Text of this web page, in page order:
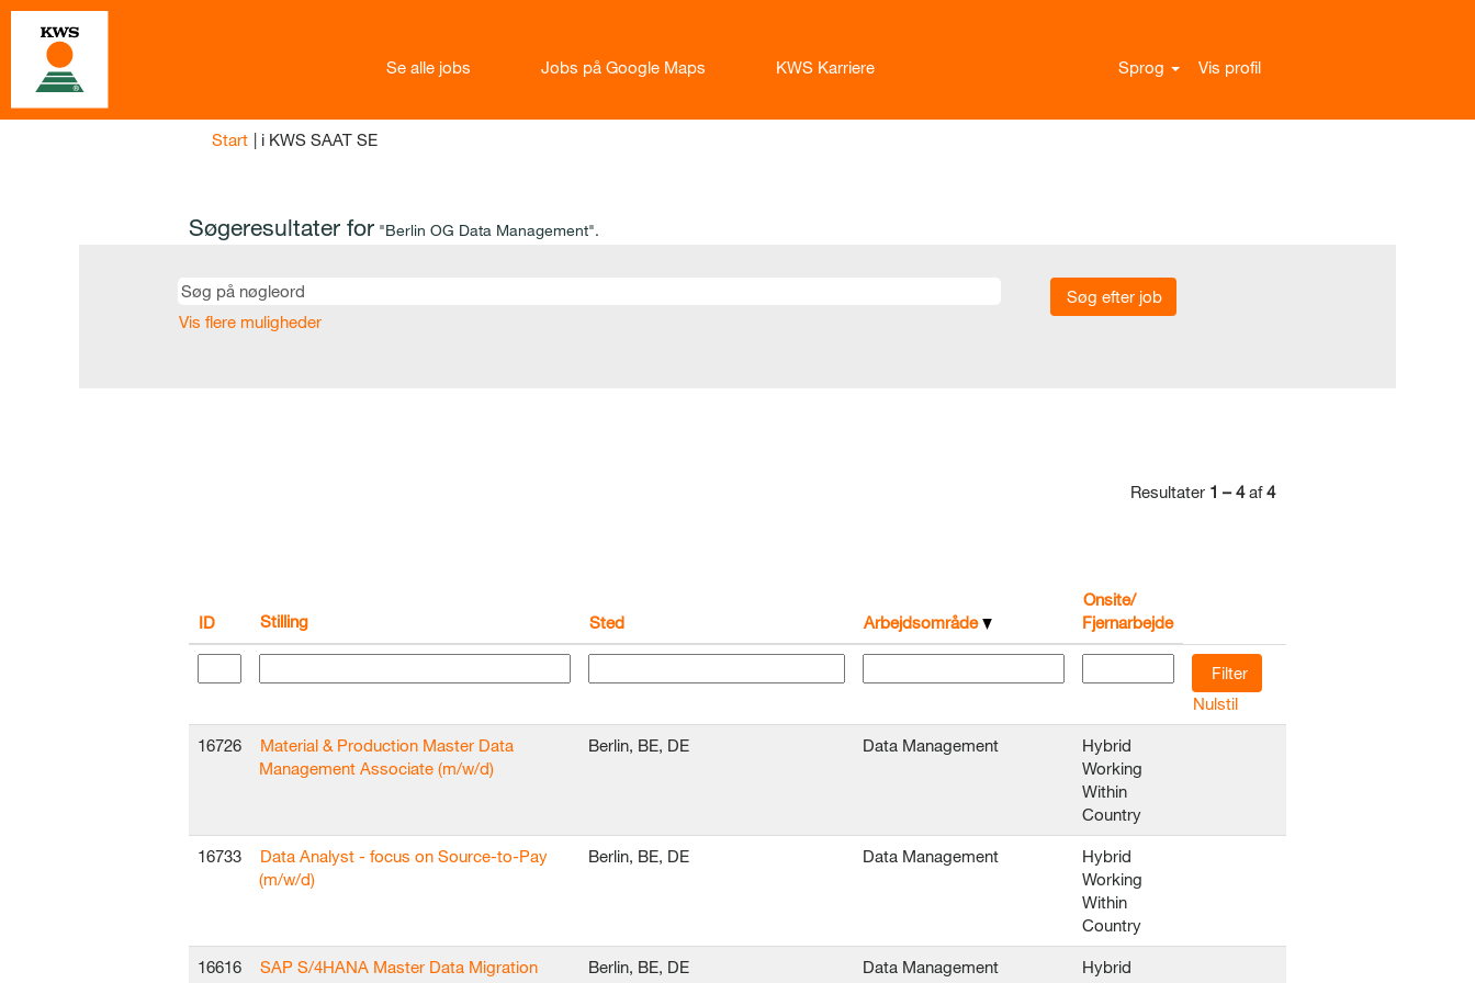
Se alle jobs Jobs på Google Maps KWS Karriere Sprog Vis profil
Start | i KWS SAAT SE(aktuel
Søgeresultater for "Berlin OG Data Management".
Vis flere muligheder
Resultater 1 – 4af4
ID Stilling Sted Arbejdsområde
Onsite/
Fjernarbejde
Nulstil
16726
Material & Production Master Data
Management Associate (m/w/d)
Berlin, BE, DE Data Management
Hybrid
Working
Within
Country
16733
Data Analyst - focus on Source-to-Pay
(m/w/d)
Berlin, BE, DE Data Management
Hybrid
Working
Within
Country
16616
SAP S/4HANA Master Data Migration
Berlin, BE, DE Data Management
Hybrid